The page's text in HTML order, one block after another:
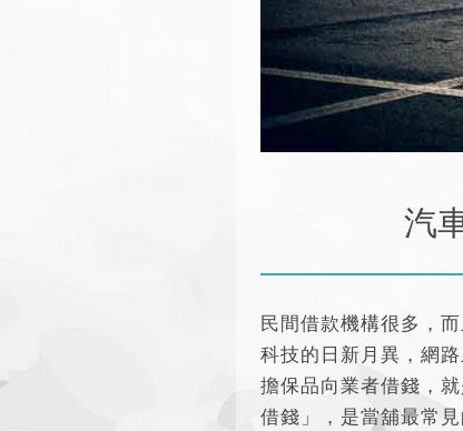
汽
民間借款機構很多，
科技的日新月異，網
擔保品向業者借錢，就
借錢」，是當舖最常